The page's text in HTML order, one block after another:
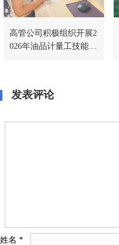
高管公司积极组织开展2
026年油品计量工技能竞
发表评论
姓名 *